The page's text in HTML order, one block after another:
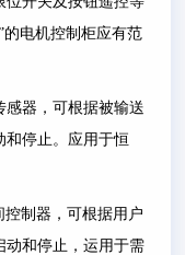
的电机控制柜应有范
感器，可根据被输送
和停止。应用于恒
制器，可根据用户
动和停止，运用于需